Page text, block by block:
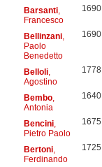
Barsanti,
Francesco
1690
Bellinzani,
Paolo
Benedetto
1690
Belloli,
Agostino
1778
Bembo,
Antonia
1640
Bencini,
Pietro Paolo
1675
Bertoni,
Ferdinando
1725